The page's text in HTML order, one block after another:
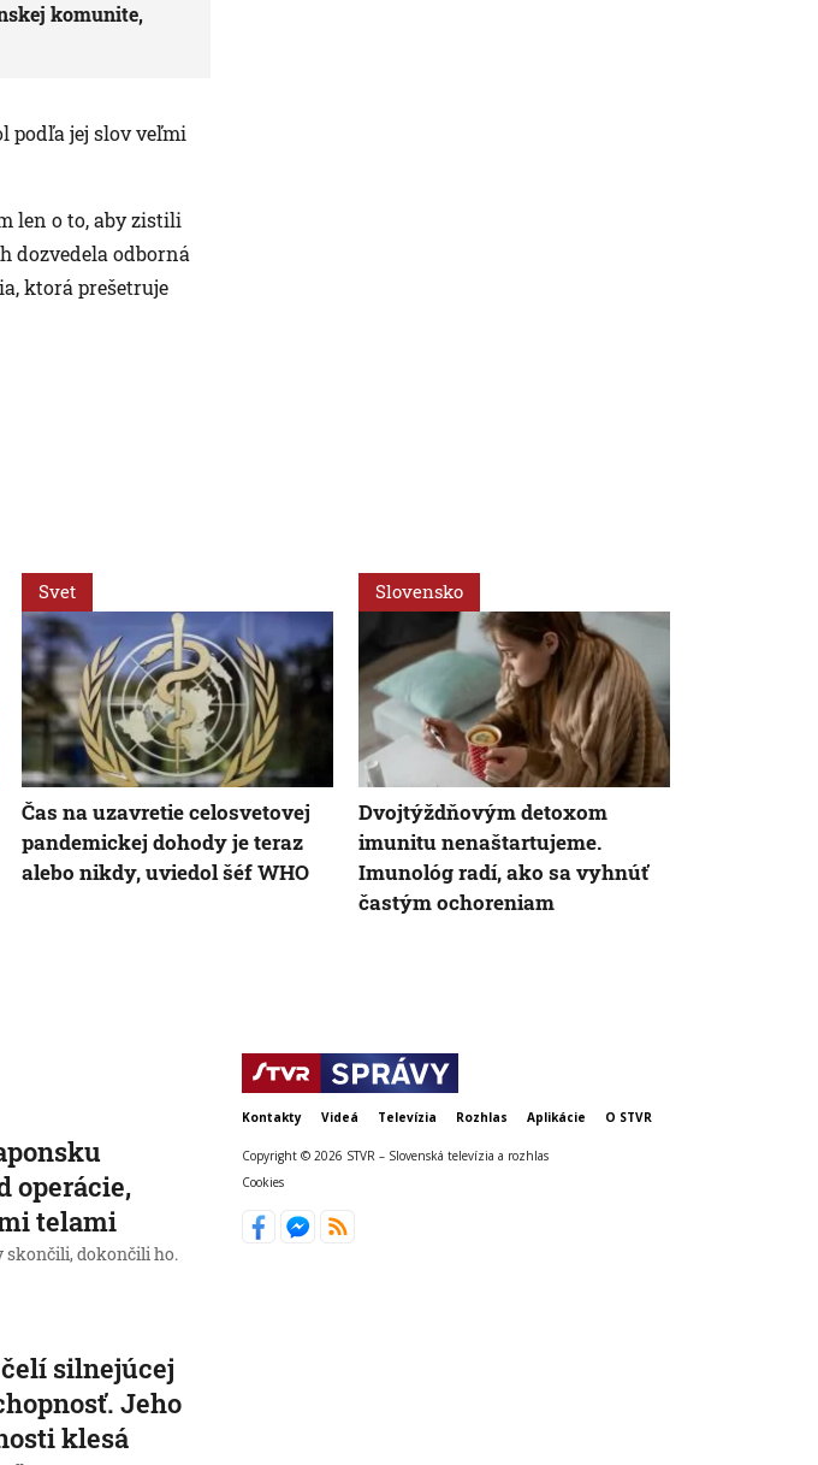
komunite,
podľa jej slov veľmi
len o to, aby zistili
dozvedela odborná
ktorá prešetruje
Svet
Čas na uzavretie celosvetovej
pandemickej dohody je teraz
alebo nikdy, uviedol šéf WHO
Slovensko
Dvojtýždňovým detoxom
imunitu nenaštartujeme.
Imunológ radí, ako sa vyhnúť
častým ochoreniam
operácie,
telami
dokončili ho.
silnejúcej
Jeho
klesá
Kontakty Videá Televízia Rozhlas Aplikácie O STVR
Copyright © 2026 STVR – Slovenská televízia a rozhlas
Cookies